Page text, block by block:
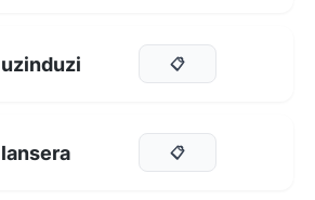
uzinduzi 📋
lansera 📋